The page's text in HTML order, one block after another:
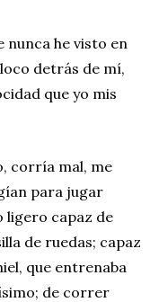
nunca he visto en
detrás de mí,
que yo mis
corría mal, me
para jugar
ligero capaz de
de ruedas; capaz
que entrenaba
de correr